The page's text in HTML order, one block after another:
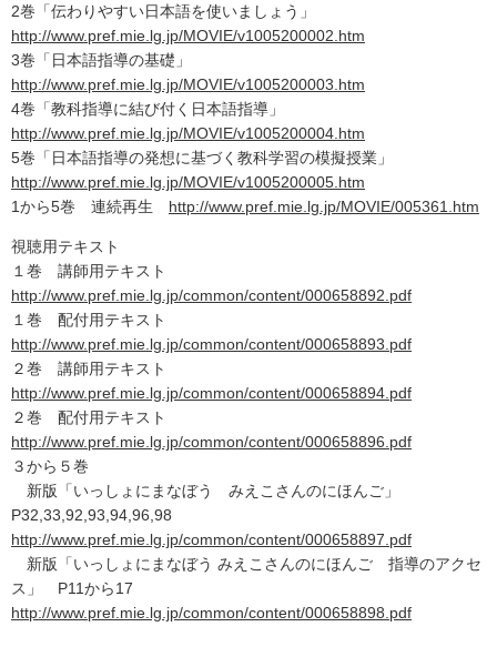
2巻「伝わりやすい日本語を使いましょう」
http://www.pref.mie.lg.jp/MOVIE/v1005200002.htm
3巻「日本語指導の基礎」
http://www.pref.mie.lg.jp/MOVIE/v1005200003.htm
4巻「教科指導に結び付く日本語指導」
http://www.pref.mie.lg.jp/MOVIE/v1005200004.htm
5巻「日本語指導の発想に基づく教科学習の模擬授業」
http://www.pref.mie.lg.jp/MOVIE/v1005200005.htm
1から5巻 連続再生 http://www.pref.mie.lg.jp/MOVIE/005361.htm
視聴用テキスト
１巻 講師用テキスト
http://www.pref.mie.lg.jp/common/content/000658892.pdf
１巻 配付用テキスト
http://www.pref.mie.lg.jp/common/content/000658893.pdf
２巻 講師用テキスト
http://www.pref.mie.lg.jp/common/content/000658894.pdf
２巻 配付用テキスト
http://www.pref.mie.lg.jp/common/content/000658896.pdf
３から５巻
新版「いっしょにまなぼう みえこさんのにほんご」
P32,33,92,93,94,96,98
http://www.pref.mie.lg.jp/common/content/000658897.pdf
新版「いっしょにまなぼう みえこさんのにほんご 指導のアクセ
ス」 P11から17
http://www.pref.mie.lg.jp/common/content/000658898.pdf